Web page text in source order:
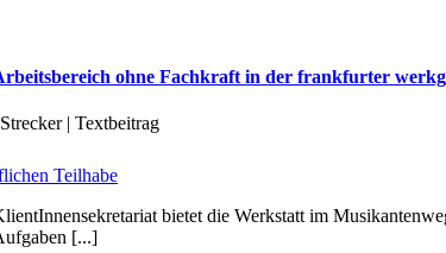
ohne Fachkraft in der frankfurter
| Textbeitrag
Teilhabe
bietet die Werkstatt im
[...]